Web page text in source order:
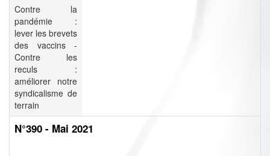
Contre la
pandémie :
lever les brevets
des vaccins -
Contre les
reculs :
améliorer notre
syndicalisme de
terrain
N°390 - Mai 2021